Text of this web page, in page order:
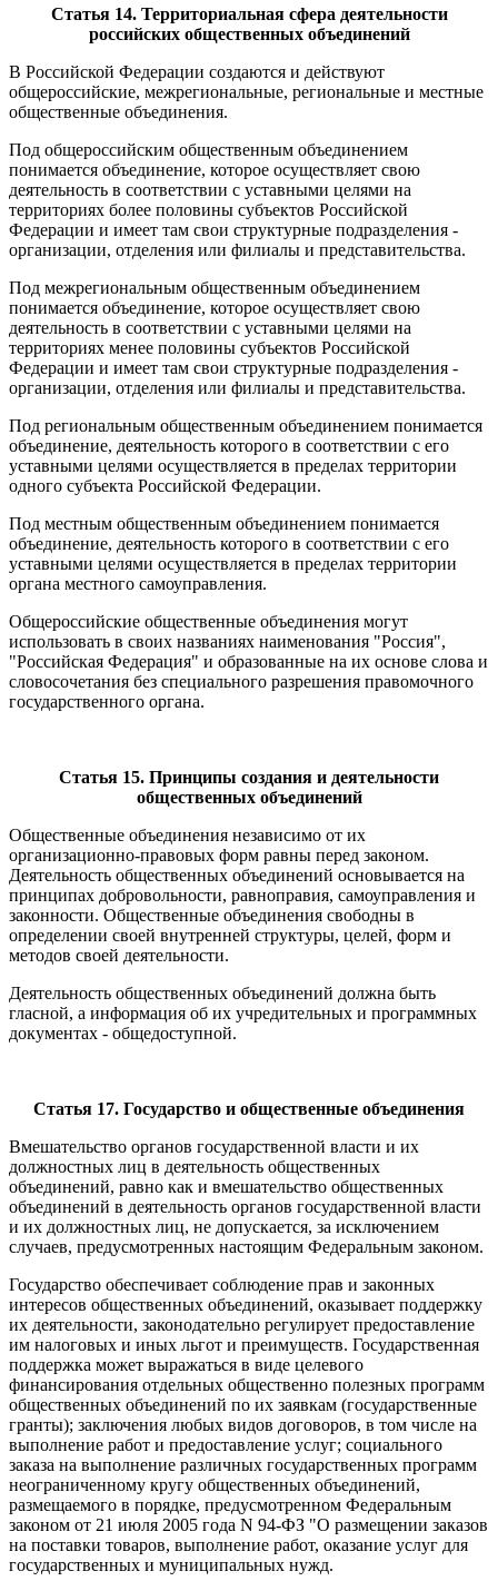
Статья 14. Территориальная сфера деятельности
российских общественных объединений
В Российской Федерации создаются и действуют
общероссийские, межрегиональные, региональные и местные
общественные объединения.
Под общероссийским общественным объединением
понимается объединение, которое осуществляет свою
деятельность в соответствии с уставными целями на
территориях более половины субъектов Российской
Федерации и имеет там свои структурные подразделения -
организации, отделения или филиалы и представительства.
Под межрегиональным общественным объединением
понимается объединение, которое осуществляет свою
деятельность в соответствии с уставными целями на
территориях менее половины субъектов Российской
Федерации и имеет там свои структурные подразделения -
организации, отделения или филиалы и представительства.
Под региональным общественным объединением понимается
объединение, деятельность которого в соответствии с его
уставными целями осуществляется в пределах территории
одного субъекта Российской Федерации.
Под местным общественным объединением понимается
объединение, деятельность которого в соответствии с его
уставными целями осуществляется в пределах территории
органа местного самоуправления.
Общероссийские общественные объединения могут
использовать в своих названиях наименования "Россия",
"Российская Федерация" и образованные на их основе слова и
словосочетания без специального разрешения правомочного
государственного органа.
Статья 15. Принципы создания и деятельности
общественных объединений
Общественные объединения независимо от их
организационно-правовых форм равны перед законом.
Деятельность общественных объединений основывается на
принципах добровольности, равноправия, самоуправления и
законности. Общественные объединения свободны в
определении своей внутренней структуры, целей, форм и
методов своей деятельности.
Деятельность общественных объединений должна быть
гласной, а информация об их учредительных и программных
документах - общедоступной.
Статья 17. Государство и общественные объединения
Вмешательство органов государственной власти и их
должностных лиц в деятельность общественных
объединений, равно как и вмешательство общественных
объединений в деятельность органов государственной власти
и их должностных лиц, не допускается, за исключением
случаев, предусмотренных настоящим Федеральным законом.
Государство обеспечивает соблюдение прав и законных
интересов общественных объединений, оказывает поддержку
их деятельности, законодательно регулирует предоставление
им налоговых и иных льгот и преимуществ. Государственная
поддержка может выражаться в виде целевого
финансирования отдельных общественно полезных программ
общественных объединений по их заявкам (государственные
гранты); заключения любых видов договоров, в том числе на
выполнение работ и предоставление услуг; социального
заказа на выполнение различных государственных программ
неограниченному кругу общественных объединений,
размещаемого в порядке, предусмотренном Федеральным
законом от 21 июля 2005 года N 94-ФЗ "О размещении заказов
на поставки товаров, выполнение работ, оказание услуг для
государственных и муниципальных нужд.